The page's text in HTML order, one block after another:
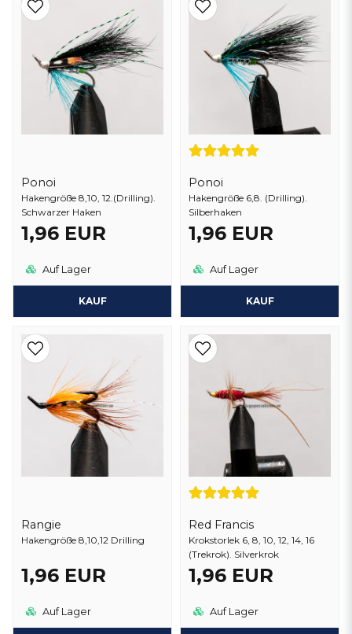
Ponoi
Hakengröße 8,10, 12.(Drilling).
Schwarzer Haken
1,96 EUR
Auf Lager
KAUF
Ponoi
Hakengröße 6,8. (Drilling).
Silberhaken
1,96 EUR
Auf Lager
KAUF
Rangie
Hakengröße 8,10,12 Drilling
1,96 EUR
Auf Lager
Red Francis
Krokstorlek 6, 8, 10, 12, 14, 16
(Trekrok). Silverkrok
1,96 EUR
Auf Lager